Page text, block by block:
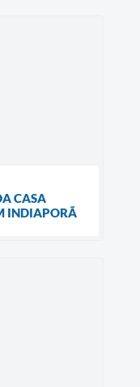
CASA
INDIAPORÃ